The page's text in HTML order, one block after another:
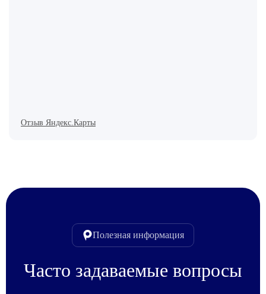
Отзыв Яндекс.Карты
Полезная информация
Часто задаваемые вопросы